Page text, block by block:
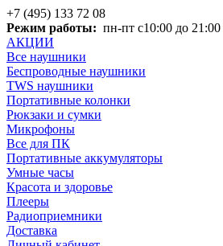
+7 (495) 133 72 08
Режим работы: пн-пт с10:00 до 21:00
АКЦИИ
Все наушники
Беспроводные наушники
TWS наушники
Портативные колонки
Рюкзаки и сумки
Микрофоны
Все для ПК
Портативные аккумуляторы
Умные часы
Красота и здоровье
Плееры
Радиоприемники
Доставка